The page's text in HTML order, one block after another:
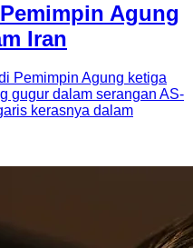
Agung
Iran
Pemimpin Agung ketiga
gugur dalam serangan AS-
kerasnya dalam